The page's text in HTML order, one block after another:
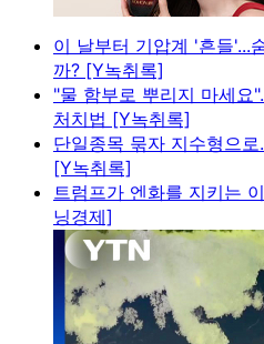
이 날부터 기압계 '흔들'...
까? [Y녹취록]
"물 함부로 뿌리지 마세요
처치법 [Y녹취록]
단일종목 묶자 지수형으
[Y녹취록]
트럼프가 엔화를 지키는
닝경제]